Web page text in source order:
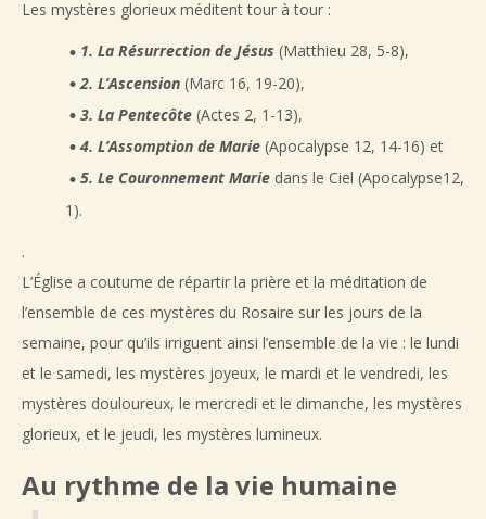
Les mystères glorieux méditent tour à tour :
1. La Résurrection de Jésus (Matthieu 28, 5-8),
2. L’Ascension (Marc 16, 19-20),
3. La Pentecôte (Actes 2, 1-13),
4. L’Assomption de Marie (Apocalypse 12, 14-16) et
5. Le Couronnement Marie dans le Ciel (Apocalypse12,
1).
.
L’Église a coutume de répartir la prière et la méditation de
l’ensemble de ces mystères du Rosaire sur les jours de la
semaine, pour qu’ils irriguent ainsi l’ensemble de la vie : le lundi
et le samedi, les mystères joyeux, le mardi et le vendredi, les
mystères douloureux, le mercredi et le dimanche, les mystères
glorieux, et le jeudi, les mystères lumineux.
Au rythme de la vie humaine